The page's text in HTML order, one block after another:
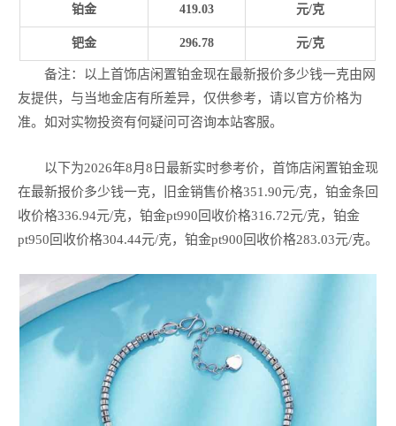
铂金 419.03 元/克
钯金 296.78 元/克
备注：以上首饰店闲置铂金现在最新报价多少钱一克由网
友提供，与当地金店有所差异，仅供参考，请以官方价格为
准。如对实物投资有何疑问可咨询本站客服。
以下为2026年8月8日最新实时参考价，首饰店闲置铂金现
在最新报价多少钱一克，旧金销售价格351.90元/克，铂金条回
收价格336.94元/克，铂金pt990回收价格316.72元/克，铂金
pt950回收价格304.44元/克，铂金pt900回收价格283.03元/克。